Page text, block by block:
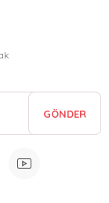
GÖNDER